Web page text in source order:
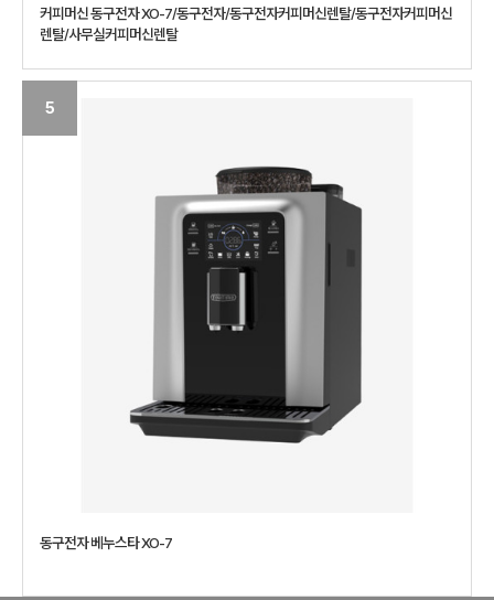
커피머신 동구전자 XO-7/동구전자/동구전자커피머신렌탈/동구전자커피머신
렌탈/사무실커피머신렌탈
5
동구전자 베누스타 XO-7